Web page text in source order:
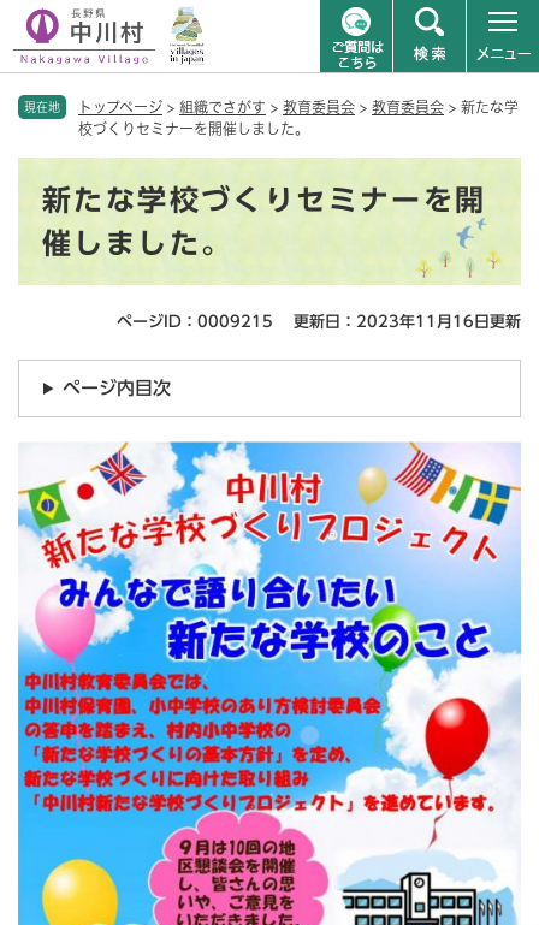
現在地 トップページ > 組織でさがす > 教育委員会 > 教育委員会 > 新たな学
校づくりセミナーを開催しました。
新たな学校づくりセミナーを開
催しました。
ページID：0009215 更新日：2023年11月16日更新
ページ内目次